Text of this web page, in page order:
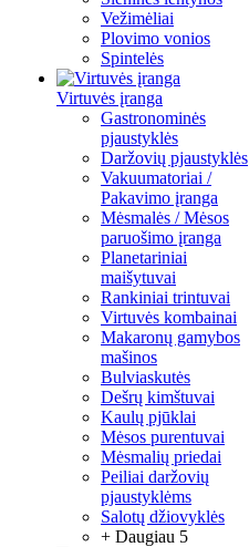
Vežimėliai
Plovimo vonios
Spintelės
Virtuvės įranga
Gastronominės
pjaustyklės
Daržovių pjaustyklės
Vakuumatoriai /
Pakavimo įranga
Mėsmalės / Mėsos
paruošimo įranga
Planetariniai
maišytuvai
Rankiniai trintuvai
Virtuvės kombainai
Makaronų gamybos
mašinos
Bulviaskutės
Dešrų kimštuvai
Kaulų pjūklai
Mėsos purentuvai
Mėsmalių priedai
Peiliai daržovių
pjaustyklėms
Salotų džiovyklės
+ Daugiau 5